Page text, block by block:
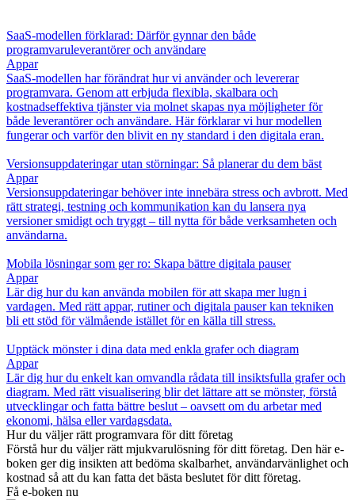
SaaS-modellen förklarad: Därför gynnar den både
programvaruleverantörer och användare
Appar
SaaS-modellen har förändrat hur vi använder och levererar
programvara. Genom att erbjuda flexibla, skalbara och
kostnadseffektiva tjänster via molnet skapas nya möjligheter för
både leverantörer och användare. Här förklarar vi hur modellen
fungerar och varför den blivit en ny standard i den digitala eran.
Versionsuppdateringar utan störningar: Så planerar du dem bäst
Appar
Versionsuppdateringar behöver inte innebära stress och avbrott. Med
rätt strategi, testning och kommunikation kan du lansera nya
versioner smidigt och tryggt – till nytta för både verksamheten och
användarna.
Mobila lösningar som ger ro: Skapa bättre digitala pauser
Appar
Lär dig hur du kan använda mobilen för att skapa mer lugn i
vardagen. Med rätt appar, rutiner och digitala pauser kan tekniken
bli ett stöd för välmående istället för en källa till stress.
Upptäck mönster i dina data med enkla grafer och diagram
Appar
Lär dig hur du enkelt kan omvandla rådata till insiktsfulla grafer och
diagram. Med rätt visualisering blir det lättare att se mönster, förstå
utvecklingar och fatta bättre beslut – oavsett om du arbetar med
ekonomi, hälsa eller vardagsdata.
Hur du väljer rätt programvara för ditt företag
Förstå hur du väljer rätt mjukvarulösning för ditt företag. Den här e-
boken ger dig insikten att bedöma skalbarhet, användarvänlighet och
kostnad så att du kan fatta det bästa beslutet för ditt företag.
Få e-boken nu